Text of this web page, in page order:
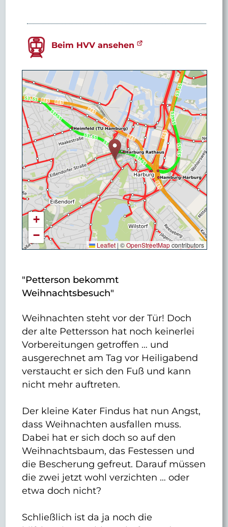
Beim HVV ansehen
+
−
Leaflet | ©OpenStreetMapcontributors
"Petterson bekommt
Weihnachtsbesuch"
Weihnachten steht vor der Tür! Doch
der alte Pettersson hat noch keinerlei
Vorbereitungen getroffen … und
ausgerechnet am Tag vor Heiligabend
verstaucht er sich den Fuß und kann
nicht mehr auftreten.
Der kleine Kater Findus hat nun Angst,
dass Weihnachten ausfallen muss.
Dabei hat er sich doch so auf den
Weihnachtsbaum, das Festessen und
die Bescherung gefreut. Darauf müssen
die zwei jetzt wohl verzichten … oder
etwa doch nicht?
Schließlich ist da ja noch die